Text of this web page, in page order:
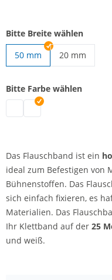
Bitte Breite wählen
50 mm
20 mm
Bitte Farbe wählen
Selbstklebendes
Selbstklebendes
Das Flauschband ist ein
ideal zum Befestigen von
Bühnenstoffen. Das
sich einfach fixieren, es
Materialien. Das
Ihr Klettband auf der 25
und weiß.